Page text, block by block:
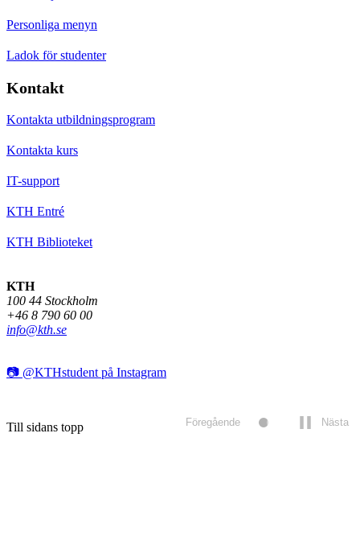
Föregående
Nästa
Personliga menyn
Ladok för studenter
Kontakt
Kontakta utbildningsprogram
Kontakta kurs
IT-support
KTH Entré
KTH Biblioteket
KTH
100 44 Stockholm
+46 8 790 60 00
info@kth.se
📷 @KTHstudent på Instagram
Till sidans topp